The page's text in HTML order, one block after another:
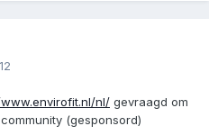
nl/ gevraagd om
(gesponsord)